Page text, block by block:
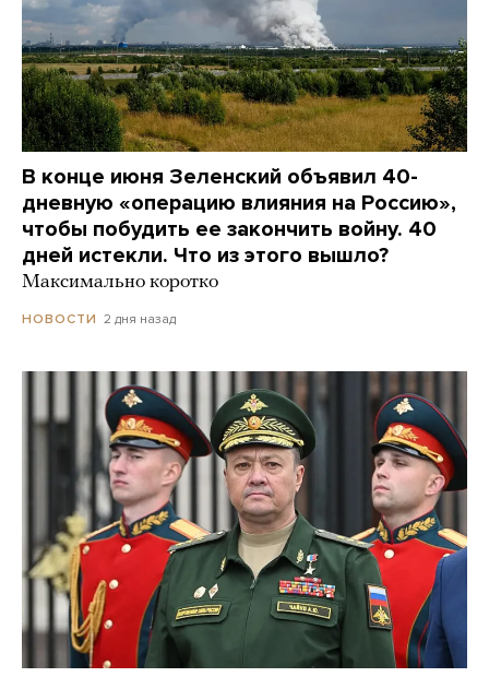
В конце июня Зеленский объявил 40-
дневную «операцию влияния на Россию»,
чтобы побудить ее закончить войну. 40
дней истекли. Что из этого вышло?
Максимально коротко
НОВОСТИ 2 дня назад